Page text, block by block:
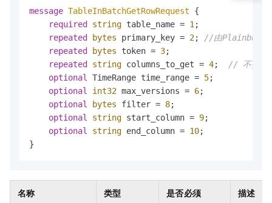
message TableInBatchGetRowRequest {
required
string table_name = 1 ;
repeated
bytes primary_key = 2;
//由
repeated
bytes token = 3;
repeated
string columns_to_get = 4;
// 不指定
optional
TimeRange time_range = 5;
optional
int32 max_versions = 6;
optional
bytes filter = 8;
optional
string start_column = 9;
optional
string end_column = 10;
}
名称 类型 是否必须 描述